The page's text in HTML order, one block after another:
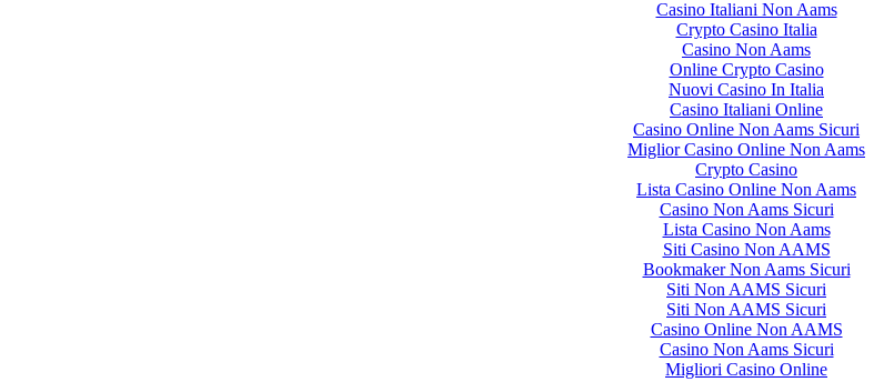
Casino Italiani Non Aams
Crypto Casino Italia
Casino Non Aams
Online Crypto Casino
Nuovi Casino In Italia
Casino Italiani Online
Casino Online Non Aams Sicuri
Miglior Casino Online Non Aams
Crypto Casino
Lista Casino Online Non Aams
Casino Non Aams Sicuri
Lista Casino Non Aams
Siti Casino Non AAMS
Bookmaker Non Aams Sicuri
Siti Non AAMS Sicuri
Siti Non AAMS Sicuri
Casino Online Non AAMS
Casino Non Aams Sicuri
Migliori Casino Online